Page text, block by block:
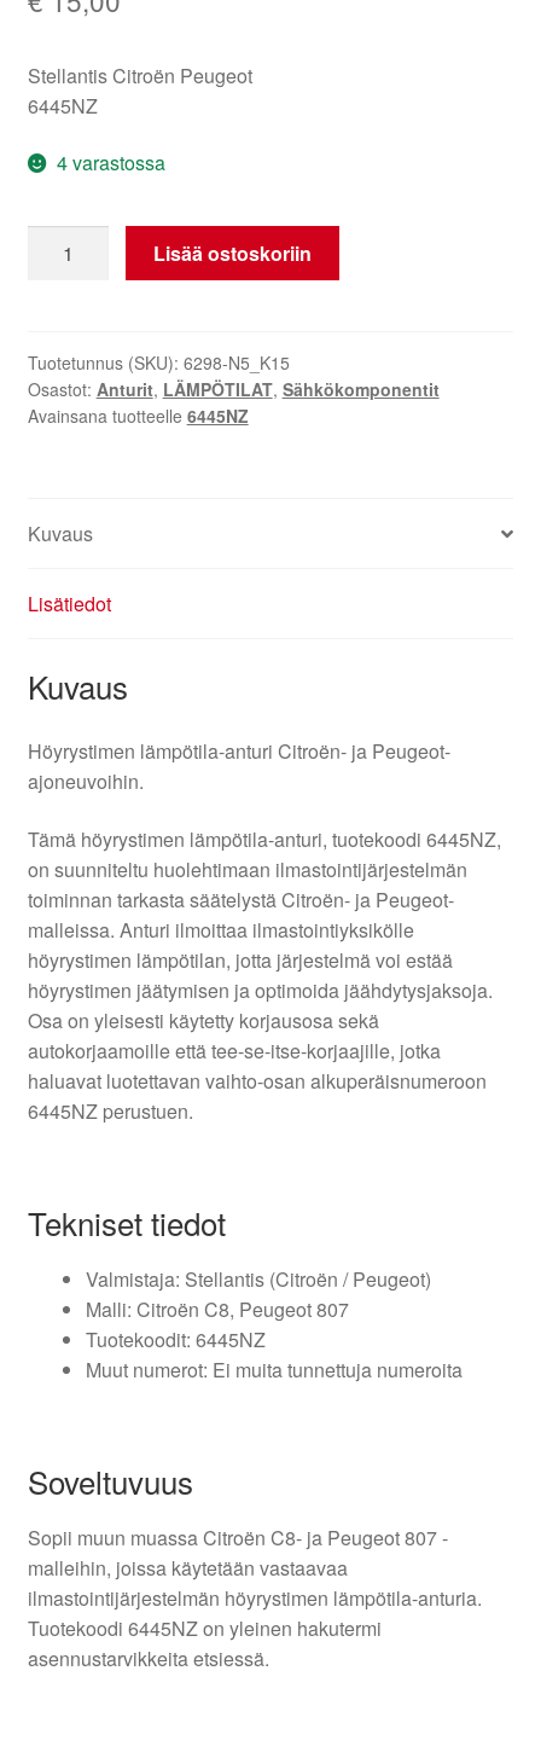
Stellantis Citroën Peugeot
6445NZ
4 varastossa
Lämpötilantunnistin
Citroën
määrä
Lisää ostoskoriin
Tuotetunnus (SKU): 6298-N5_K15
Osastot: Anturit, LÄMPÖTILAT, Sähkökomponentit
Avainsana tuotteelle 6445NZ
Kuvaus
Lisätiedot
Kuvaus
Höyrystimen lämpötila-anturi Citroën- ja Peugeot-
ajoneuvoihin.
Tämä höyrystimen lämpötila-anturi, tuotekoodi 6445NZ,
on suunniteltu huolehtimaan ilmastointijärjestelmän
toiminnan tarkasta säätelystä Citroën- ja Peugeot-
malleissa. Anturi ilmoittaa ilmastointiyksikölle
höyrystimen lämpötilan, jotta järjestelmä voi estää
höyrystimen jäätymisen ja optimoida jäähdytysjaksoja.
Osa on yleisesti käytetty korjausosa sekä
autokorjaamoille että tee-se-itse-korjaajille, jotka
haluavat luotettavan vaihto-osan alkuperäisnumeroon
6445NZ perustuen.
Tekniset tiedot
Valmistaja: Stellantis (Citroën / Peugeot)
Malli: Citroën C8, Peugeot 807
Tuotekoodit: 6445NZ
Muut numerot: Ei muita tunnettuja numeroita
Soveltuvuus
Sopii muun muassa Citroën C8- ja Peugeot 807 -
malleihin, joissa käytetään vastaavaa
ilmastointijärjestelmän höyrystimen lämpötila-anturia.
Tuotekoodi 6445NZ on yleinen hakutermi
asennustarvikkeita etsiessä.